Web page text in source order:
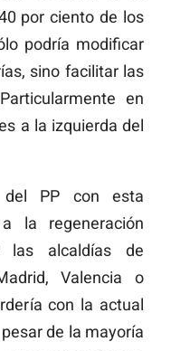
por ciento de los
podría modificar
sino facilitar las
en
a la izquierda del
del PP con esta
la regeneración
las alcaldías de
Valencia o
con la actual
de la mayoría